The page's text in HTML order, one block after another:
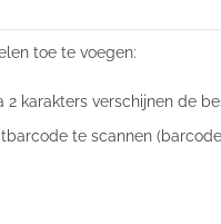
toe te voegen:
karakters verschijnen de
te scannen